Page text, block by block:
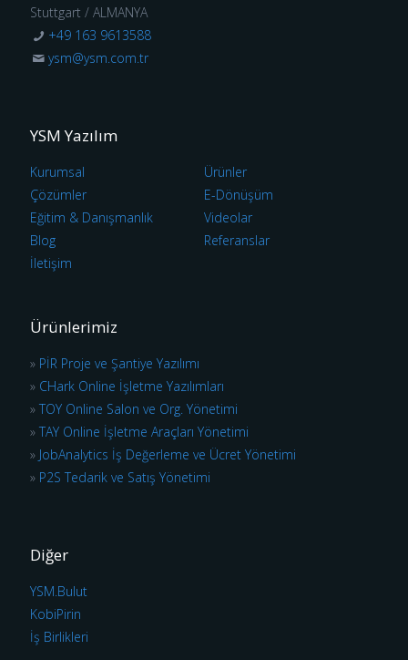
Stuttgart / ALMANYA
+49 163 9613588
ysm@ysm.com.tr
YSM Yazılım
Kurumsal
Ürünler
Çözümler
E-Dönüşüm
Eğitim & Danışmanlık
Videolar
Blog
Referanslar
İletişim
Ürünlerimiz
» PİR Proje ve Şantiye Yazılımı
» CHark Online İşletme Yazılımları
» TOY Online Salon ve Org. Yönetimi
» TAY Online İşletme Araçları Yönetimi
» JobAnalytics İş Değerleme ve Ücret Yönetimi
» P2S Tedarik ve Satış Yönetimi
Diğer
YSM.Bulut
KobiPirin
İş Birlikleri